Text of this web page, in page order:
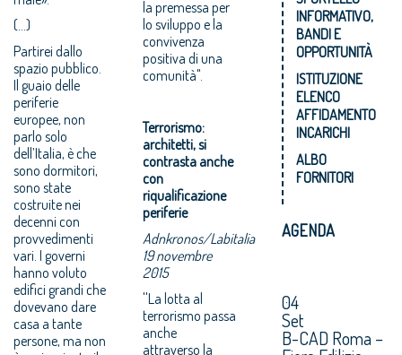
(...)
Partirei dallo
spazio pubblico.
Il guaio delle
periferie
europee, non
parlo solo
dell’Italia, è che
sono dormitori,
sono state
costruite nei
decenni con
provvedimenti
vari. I governi
hanno voluto
edifici grandi che
dovevano dare
casa a tante
persone, ma non
la premessa per
lo sviluppo e la
convivenza
positiva di una
comunità".
Terrorismo:
architetti, si
contrasta anche
con
riqualificazione
periferie
Adnkronos/Labitalia
19 novembre
2015
''La lotta al
terrorismo passa
anche
attraverso la
INFORMATIVO,
BANDI E
OPPORTUNITÀ
ISTITUZIONE
ELENCO
AFFIDAMENTO
INCARICHI
ALBO
FORNITORI
AGENDA
04
Set
B-CAD Roma –